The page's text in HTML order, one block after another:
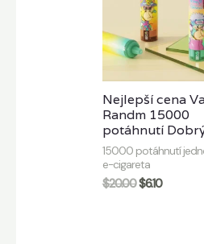
Nejlepší cena
Randm 15000
potáhnutí
15000 potáhnutí
e-cigareta
$20.00$6.10